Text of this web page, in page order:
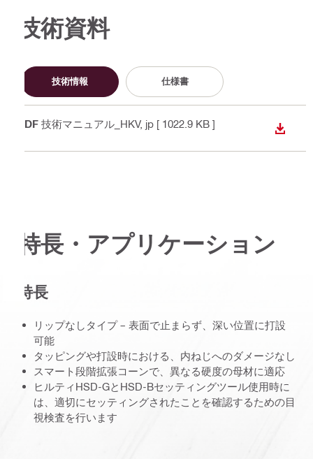
技術資料
技術情報 仕様書
PDF 技術マニュアル_HKV, jp [ 1022.9 KB ]
ダウン
特長・アプリケーション
特長
リップなしタイプ – 表面で止まらず、深い位置に打設
可能
タッピングや打設時における、内ねじへのダメージなし
スマート段階拡張コーンで、異なる硬度の母材に適応
ヒルティHSD-GとHSD-Bセッティングツール使用時に
は、適切にセッティングされたことを確認するための目
視検査を行います